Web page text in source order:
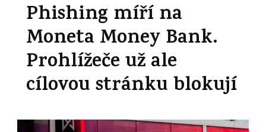
Phishing míří na
Moneta Money Bank.
Prohlížeče už ale
cílovou stránku blokují